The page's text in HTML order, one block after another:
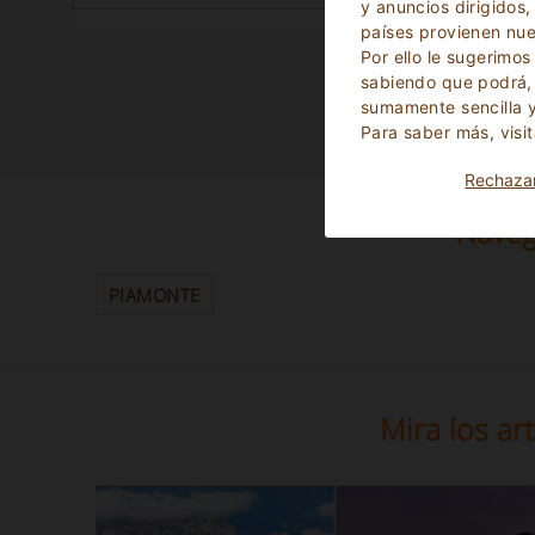
y anuncios
países provienen
Por ello le
sabiendo que
sumamente sencilla
Para saber más,
PIAMONTE
Mira los